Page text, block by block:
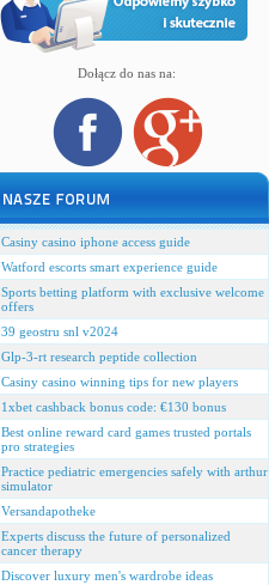
Dołącz do nas na:
Casiny casino iphone access guide
Watford escorts smart experience guide
Sports betting platform with exclusive welcome
offers
39 geostru snl v2024
Glp-3-rt research peptide collection
Casiny casino winning tips for new players
1xbet cashback bonus code: €130 bonus
Best online reward card games trusted portals
pro strategies
Practice pediatric emergencies safely with arthur
simulator
Versandapotheke
Experts discuss the future of personalized
cancer therapy
Discover luxury men's wardrobe ideas